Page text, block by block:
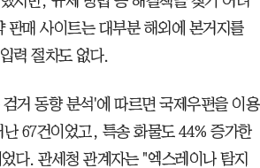
매 사이트는 대부분 해외에 본거지를
력 절차도 없다.
거 동향 분석'에 따르면 국제우편을 이용
67건이었고, 특송 화물도 44% 증가한
다. 관세청 관계자는 "엑스레이나 탐지